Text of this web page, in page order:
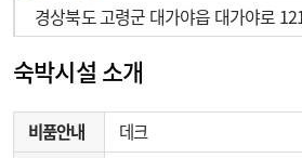
100m
경상북도 고령군 대가야읍 대가야로
숙박시설 소개
비품안내 데크